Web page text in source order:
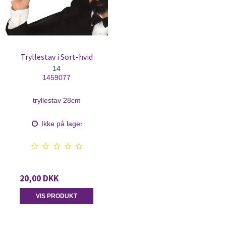
Tryllestav i Sort-hvid
14
1459077
tryllestav 28cm
Ikke på lager
20,00 DKK
VIS PRODUKT